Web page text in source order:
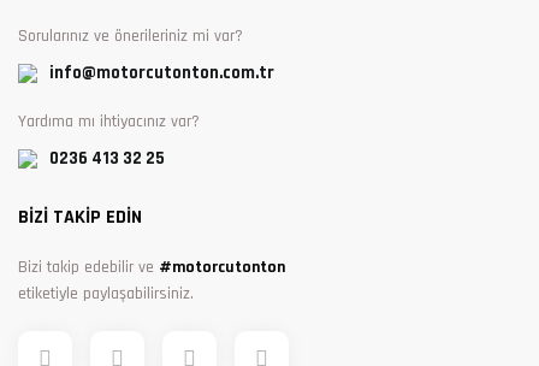
Sorularınız ve önerileriniz mi var?
info@motorcutonton.com.tr
Yardıma mı ihtiyacınız var?
0236 413 32 25
BİZİ TAKİP EDİN
Bizi takip edebilir ve #motorcutonton
etiketiyle paylaşabilirsiniz.